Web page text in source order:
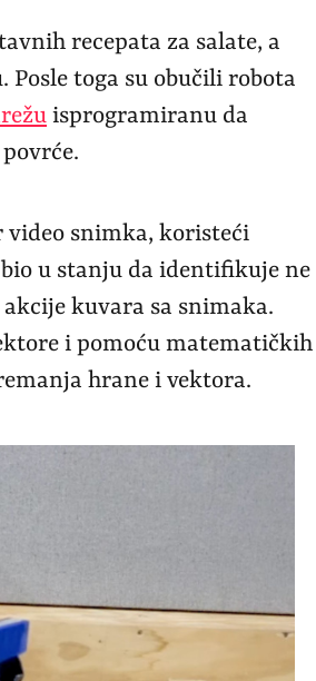
recepata za salate, a
toga su obučili robota
isprogramiranu da
snimka, koristeći
u stanju da identifikuje ne
kuvara sa snimaka.
i pomoću matematičkih
hrane i vektora.